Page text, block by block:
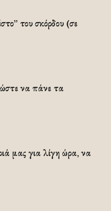
του σκόρδου (σε
να πάνε τα
μας για λίγη ώρα, να